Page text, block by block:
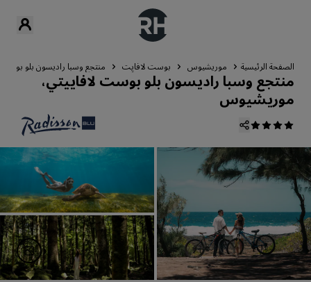
الصفحة الرئيسية موريشيوس بوست لافايِت منتجع وسبا راديسون بلو
منتجع وسبا راديسون بلو بوست لافاييتي،
موريشيوس